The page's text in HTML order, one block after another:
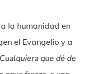
la humanidad en
el Evangelio y a
Cualquiera que dé de